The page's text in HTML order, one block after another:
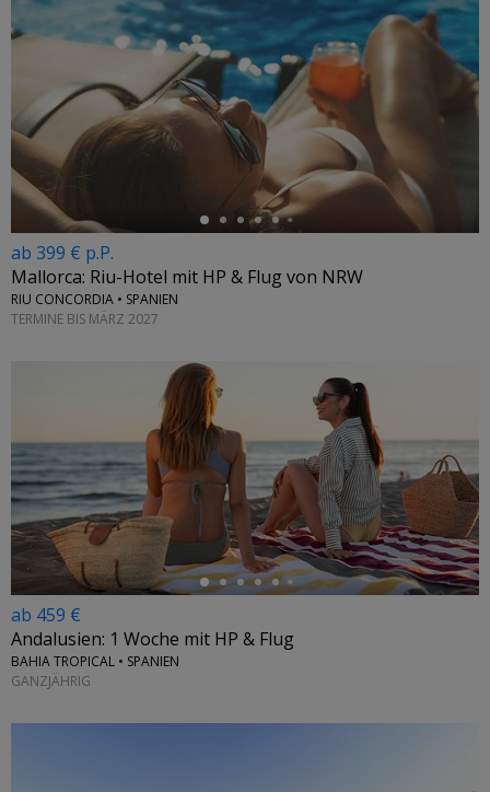
←
ab 399 € p.P.
Mallorca: Riu-Hotel mit HP & Flug von NRW
RIU CONCORDIA • SPANIEN
TERMINE BIS MÄRZ 2027
←
ab 459 €
Andalusien: 1 Woche mit HP & Flug
BAHIA TROPICAL • SPANIEN
GANZJÄHRIG